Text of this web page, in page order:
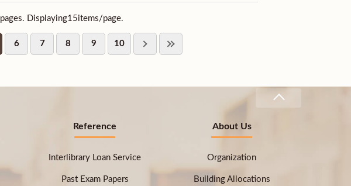
pages. Displaying15items/page.
6 7 8 9 10
Reference
Interlibrary Loan Service
Past Exam Papers
About Us
Organization
Building Allocations